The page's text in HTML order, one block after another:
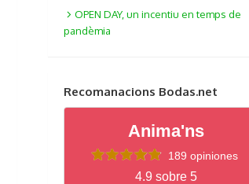
OPEN DAY, un incentiu en temps de
pandèmia
Recomanacions Bodas.net
Anima'ns
189 opiniones
4.9 sobre 5